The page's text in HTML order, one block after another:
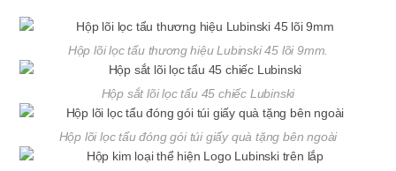
Hộp lõi lọc tẩu thương hiệu Lubinski 45 lõi 9mm.
Hộp sắt lõi lọc tẩu 45 chiếc Lubinski
Hộp lõi lọc tẩu đóng gói túi giấy quà tặng bên ngoài